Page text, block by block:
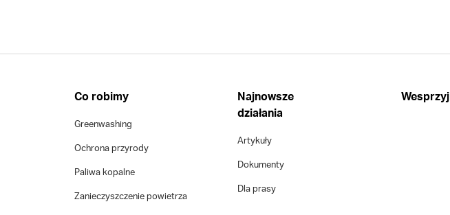
Co robimy
Greenwashing
Ochrona przyrody
Paliwa kopalne
Zanieczyszczenie powietrza
Najnowsze
działania
Artykuły
Dokumenty
Dla prasy
Wesprzyj